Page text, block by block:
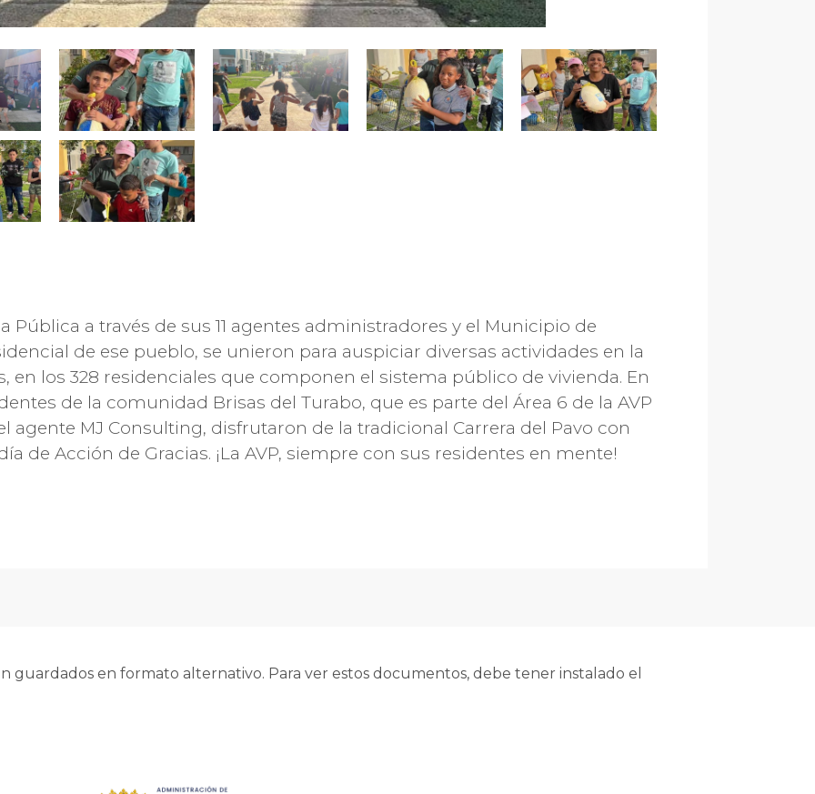
Pública a través de sus 11 agentes administradores y el Municipio de
de ese pueblo, se unieron para auspiciar diversas actividades en la
en los 328 residenciales que componen el sistema público de vivienda. En
de la comunidad Brisas del Turabo, que es parte del Área 6 de la AVP
agente MJ Consulting, disfrutaron de la tradicional Carrera del Pavo con
de Acción de Gracias. ¡La AVP, siempre con sus residentes en mente!
guardados en formato alternativo. Para ver estos documentos, debe tener instalado el